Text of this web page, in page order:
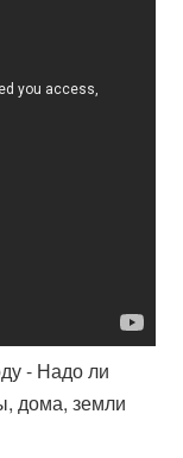
- Надо ли
дома, земли